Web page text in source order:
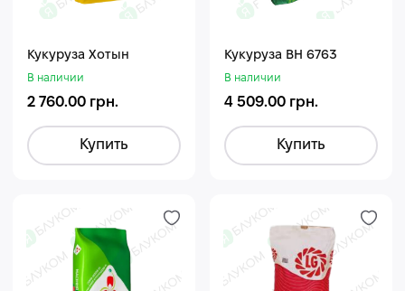
Кукуруза Хотын
В наличии
2 760.00 грн.
Купить
Кукуруза ВН 6763
В наличии
4 509.00 грн.
Купить